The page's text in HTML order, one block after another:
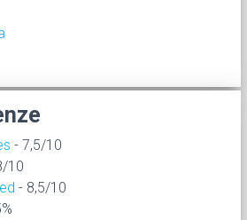
- 7,5/10
10
- 8,5/10